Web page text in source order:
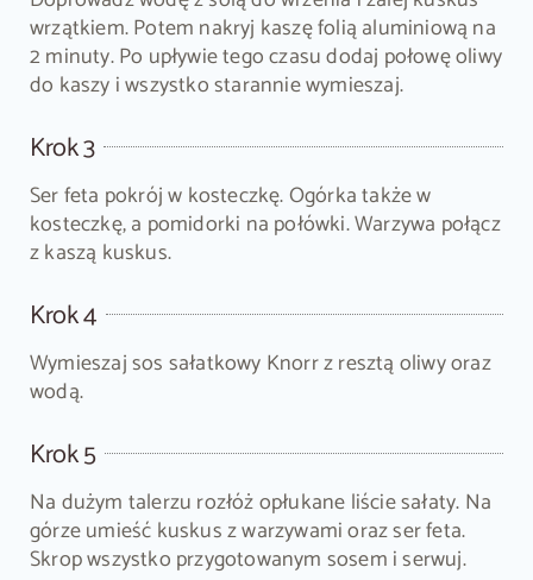
wrzątkiem. Potem nakryj kaszę folią aluminiową na
2 minuty. Po upływie tego czasu dodaj połowę oliwy
do kaszy i wszystko starannie wymieszaj.
Krok 3
Ser feta pokrój w kosteczkę. Ogórka także w
kosteczkę, a pomidorki na połówki. Warzywa połącz
z kaszą kuskus.
Krok 4
Wymieszaj sos sałatkowy Knorr z resztą oliwy oraz
wodą.
Krok 5
Na dużym talerzu rozłóż opłukane liście sałaty. Na
górze umieść kuskus z warzywami oraz ser feta.
Skrop wszystko przygotowanym sosem i serwuj.